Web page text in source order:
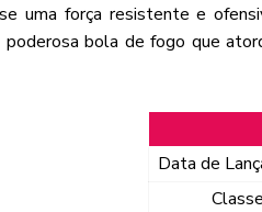
uma força resistente e
poderosa bola de fogo que
Data de
Classe